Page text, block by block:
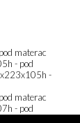
materac
- pod
-
materac
- pod